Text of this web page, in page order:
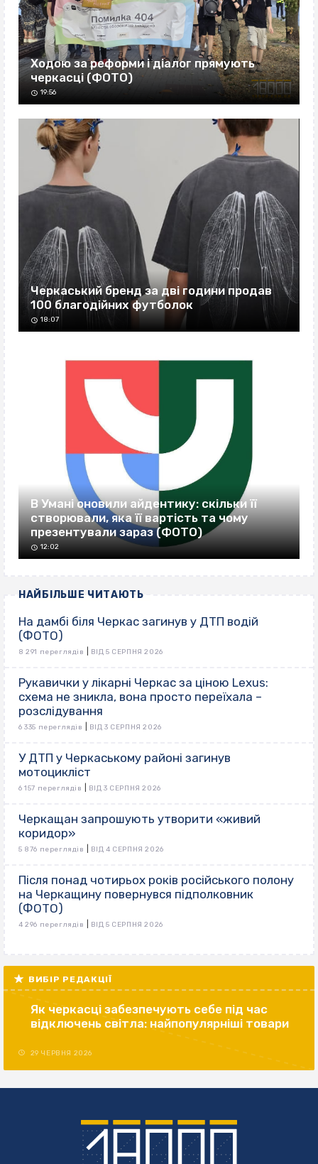
Ходою за реформи і діалог прямують
черкасці (ФОТО)
19:56
Черкаський бренд за дві години продав
100 благодійних футболок
18:07
В Умані оновили айдентику: скільки її
створювали, яка її вартість та чому
презентували зараз (ФОТО)
12:02
НАЙБІЛЬШЕ ЧИТАЮТЬ
На дамбі біля Черкас загинув у ДТП водій
(ФОТО)
8 291 переглядів ВІД 5 СЕРПНЯ 2026
Рукавички у лікарні Черкас за ціною Lexus:
схема не зникла, вона просто переїхала –
розслідування
6 335 переглядів ВІД 3 СЕРПНЯ 2026
У ДТП у Черкаському районі загинув
мотоцикліст
6 157 переглядів ВІД 3 СЕРПНЯ 2026
Черкащан запрошують утворити «живий
коридор»
5 876 переглядів ВІД 4 СЕРПНЯ 2026
Після понад чотирьох років російського полону
на Черкащину повернувся підполковник
(ФОТО)
4 296 переглядів ВІД 5 СЕРПНЯ 2026
ВИБІР РЕДАКЦІЇ
Як черкасці забезпечують себе під час
відключень світла: найпопулярніші товари
29 ЧЕРВНЯ 2026